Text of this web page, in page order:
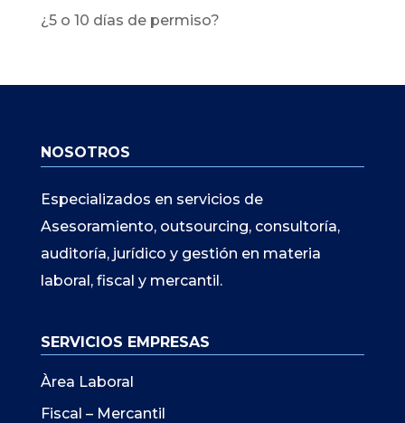
¿5 o 10 días de permiso?
NOSOTROS
Especializados en servicios de
Asesoramiento, outsourcing, consultoría,
auditoría, jurídico y gestión en materia
laboral, fiscal y mercantil.
SERVICIOS EMPRESAS
Àrea Laboral
Fiscal – Mercantil